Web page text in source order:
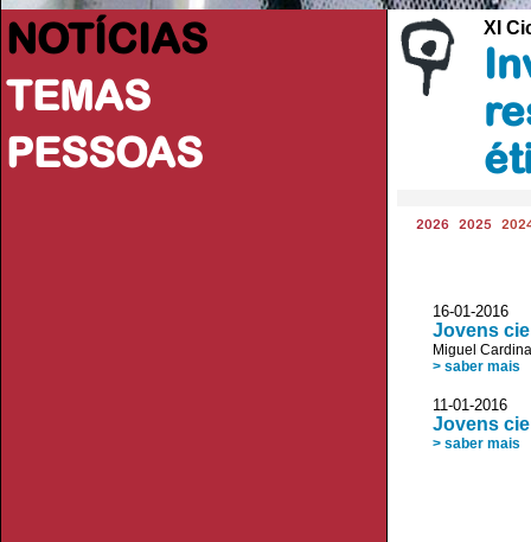
NOTÍCIAS
TEMAS
PESSOAS
XI
2026 2025
16-01-
Jovens
Miguel Cardina
> saber mais
11-01-
Jovens
> saber mais